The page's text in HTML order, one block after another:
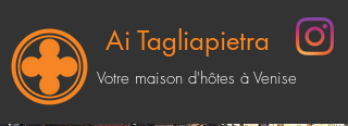
Ai Tagliapietra
Votre maison d'hôtes à Venise